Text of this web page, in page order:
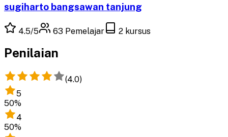
sugiharto bangsawan tanjung
4.5/5 63 Pemelajar 2 kursus
Penilaian
(4.0)
5
50%
4
50%